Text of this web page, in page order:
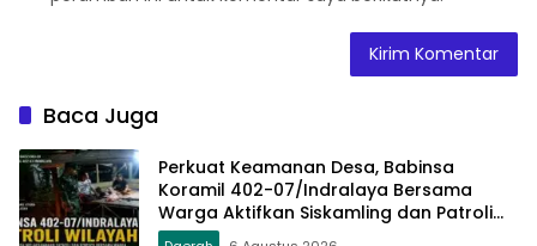
Baca Juga
Perkuat Keamanan Desa, Babinsa
Koramil 402-07/Indralaya Bersama
Warga Aktifkan Siskamling dan Patroli
Terpadu